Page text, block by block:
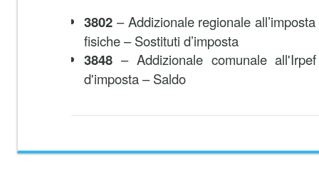
3802 – Addizionale regionale
fisiche – Sostituti d’imposta
3848 – Addizionale comunale
d'imposta – Saldo